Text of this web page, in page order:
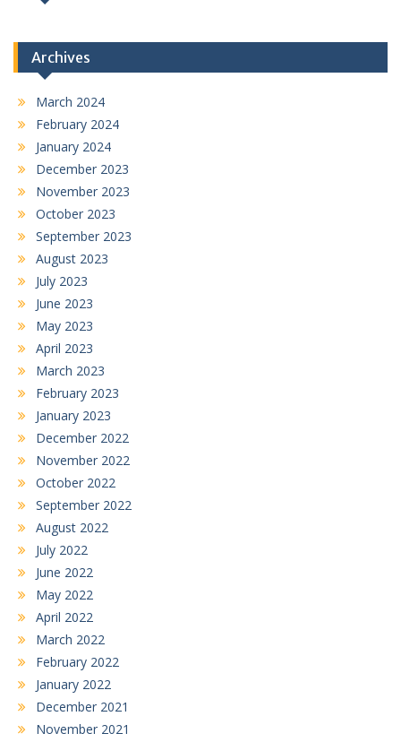
Archives
March 2024
February 2024
January 2024
December 2023
November 2023
October 2023
September 2023
August 2023
July 2023
June 2023
May 2023
April 2023
March 2023
February 2023
January 2023
December 2022
November 2022
October 2022
September 2022
August 2022
July 2022
June 2022
May 2022
April 2022
March 2022
February 2022
January 2022
December 2021
November 2021